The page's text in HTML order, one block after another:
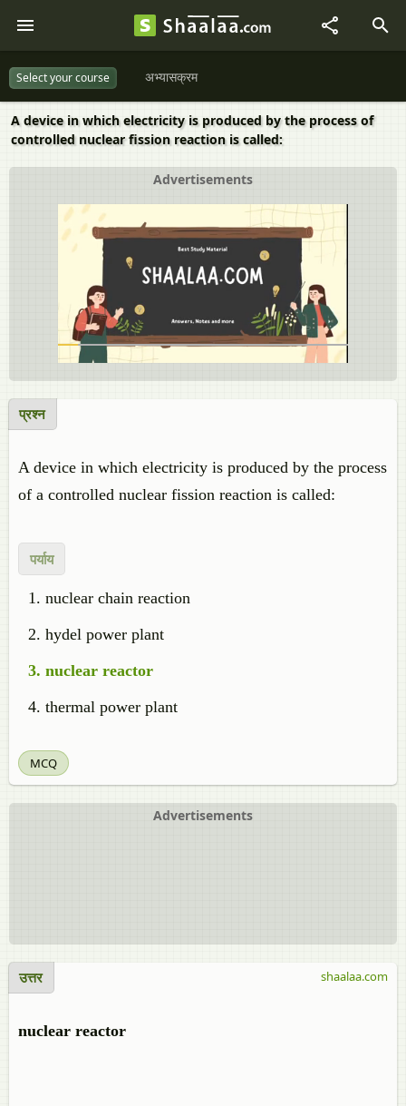
Select your course अभ्यासक्रम
A device in which electricity is produced by the process of
controlled nuclear fission reaction is called:
Advertisements
प्रश्न
A device in which electricity is produced by the process
of a controlled nuclear fission reaction is called:
पर्याय
nuclear chain reaction
hydel power plant
nuclear reactor
thermal power plant
MCQ
Advertisements
उत्तर
nuclear reactor
shaalaa.com